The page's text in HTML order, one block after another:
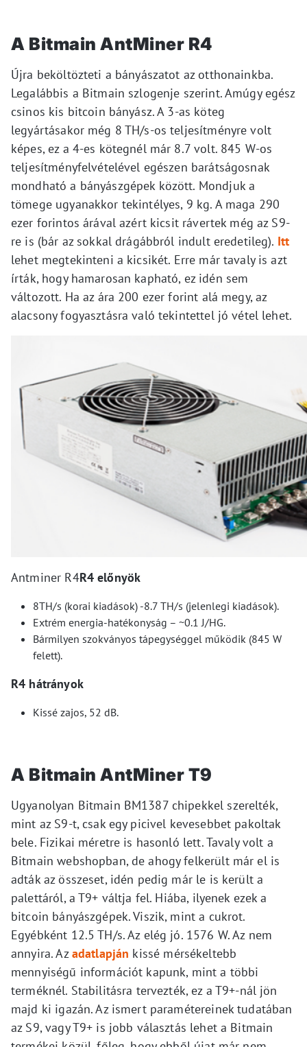
A Bitmain AntMiner R4
Újra beköltözteti a bányászatot az otthonainkba.
Legalábbis a Bitmain szlogenje szerint. Amúgy egész
csinos kis bitcoin bányász. A 3-as köteg
legyártásakor még 8 TH/s-os teljesítményre volt
képes, ez a 4-es kötegnél már 8.7 volt. 845 W-os
teljesítményfelvételével egészen barátságosnak
mondható a bányászgépek között. Mondjuk a
tömege ugyanakkor tekintélyes, 9 kg. A maga 290
ezer forintos árával azért kicsit rávertek még az S9-
re is (bár az sokkal drágábbról indult eredetileg). Itt
lehet megtekinteni a kicsikét. Erre már tavaly is azt
írták, hogy hamarosan kapható, ez idén sem
változott. Ha az ára 200 ezer forint alá megy, az
alacsony fogyasztásra való tekintettel jó vétel lehet.
Antminer R4R4 előnyök
8TH/s (korai kiadások) -8.7 TH/s (jelenlegi kiadások).
Extrém energia-hatékonyság – ~0.1 J/HG.
Bármilyen szokványos tápegységgel működik (845 W
felett).
R4 hátrányok
Kissé zajos, 52 dB.
A Bitmain AntMiner T9
Ugyanolyan Bitmain BM1387 chipekkel szerelték,
mint az S9-t, csak egy picivel kevesebbet pakoltak
bele. Fizikai méretre is hasonló lett. Tavaly volt a
Bitmain webshopban, de ahogy felkerült már el is
adták az összeset, idén pedig már le is került a
palettáról, a T9+ váltja fel. Hiába, ilyenek ezek a
bitcoin bányászgépek. Viszik, mint a cukrot.
Egyébként 12.5 TH/s. Az elég jó. 1576 W. Az nem
annyira. Azadatlapján kissé mérsékeltebb
mennyiségű információt kapunk, mint a többi
terméknél. Stabilitásra tervezték, ez a T9+-nál jön
majd ki igazán. Az ismert paramétereinek tudatában
az S9, vagy T9+ is jobb választás lehet a Bitmain